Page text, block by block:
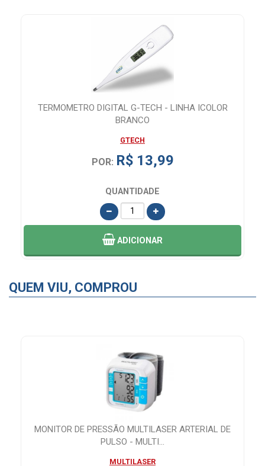
TERMOMETRO DIGITAL G-TECH - LINHA ICOLOR
BRANCO
GTECH
POR: R$ 13,99
QUANTIDADE
ADICIONAR
QUEM VIU, COMPROU
MONITOR DE PRESSÃO MULTILASER ARTERIAL DE
PULSO - MULTI...
MULTILASER